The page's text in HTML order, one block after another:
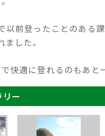
以前登ったことのある
した。
快適に登れるのもあと
ー